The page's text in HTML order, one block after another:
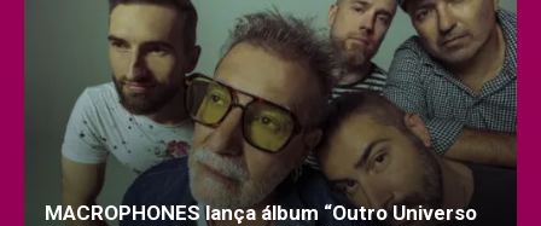
MACROPHONES lança álbum “Outro Universo